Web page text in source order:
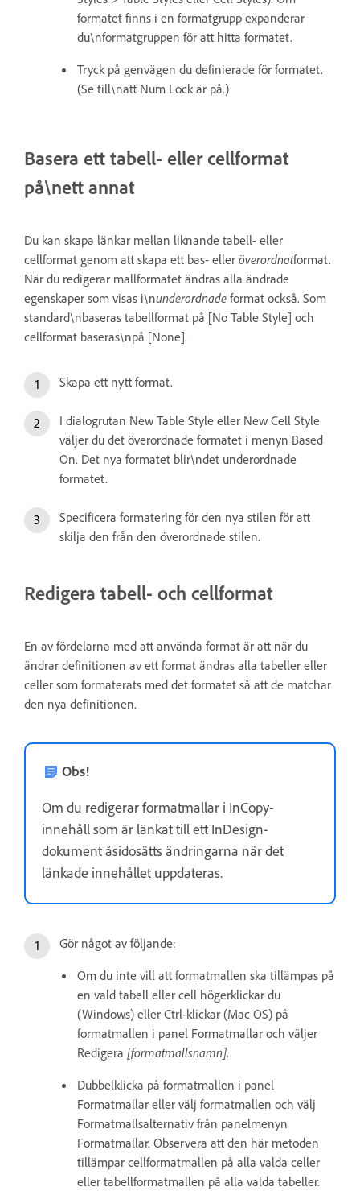
formatet finns i en formatgrupp expanderar
du\nformatgruppen för att hitta formatet.
Tryck på genvägen du definierade för formatet.
(Se till\natt Num Lock är på.)
Basera ett tabell- eller cellformat
på\nett annat
Du kan skapa länkar mellan liknande tabell- eller
cellformat genom att skapa ett bas- eller överordnatformat.
När du redigerar mallformatet ändras alla ändrade
egenskaper som visas i\nunderordnade format också. Som
standard\nbaseras tabellformat på [No Table Style] och
cellformat baseras\npå [None].
Skapa ett nytt format.
I dialogrutan New Table Style eller New Cell Style
väljer du det överordnade formatet i menyn Based
On. Det nya formatet blir\ndet underordnade
formatet.
Specificera formatering för den nya stilen för att
skilja den från den överordnade stilen.
Redigera tabell- och cellformat
En av fördelarna med att använda format är att när du
ändrar definitionen av ett format ändras alla tabeller eller
celler som formaterats med det formatet så att de matchar
den nya definitionen.
Obs!
Om du redigerar formatmallar i InCopy-
innehåll som är länkat till ett InDesign-
dokument åsidosätts ändringarna när det
länkade innehållet uppdateras.
Gör något av följande:
Om du inte vill att formatmallen ska tillämpas på
en vald tabell eller cell högerklickar du
(Windows) eller Ctrl-klickar (Mac OS) på
formatmallen i panel Formatmallar och väljer
Redigera [formatmallsnamn].
Dubbelklicka på formatmallen i panel
Formatmallar eller välj formatmallen och välj
Formatmallsalternativ från panelmenyn
Formatmallar. Observera att den här metoden
tillämpar cellformatmallen på alla valda celler
eller tabellformatmallen på alla valda tabeller.